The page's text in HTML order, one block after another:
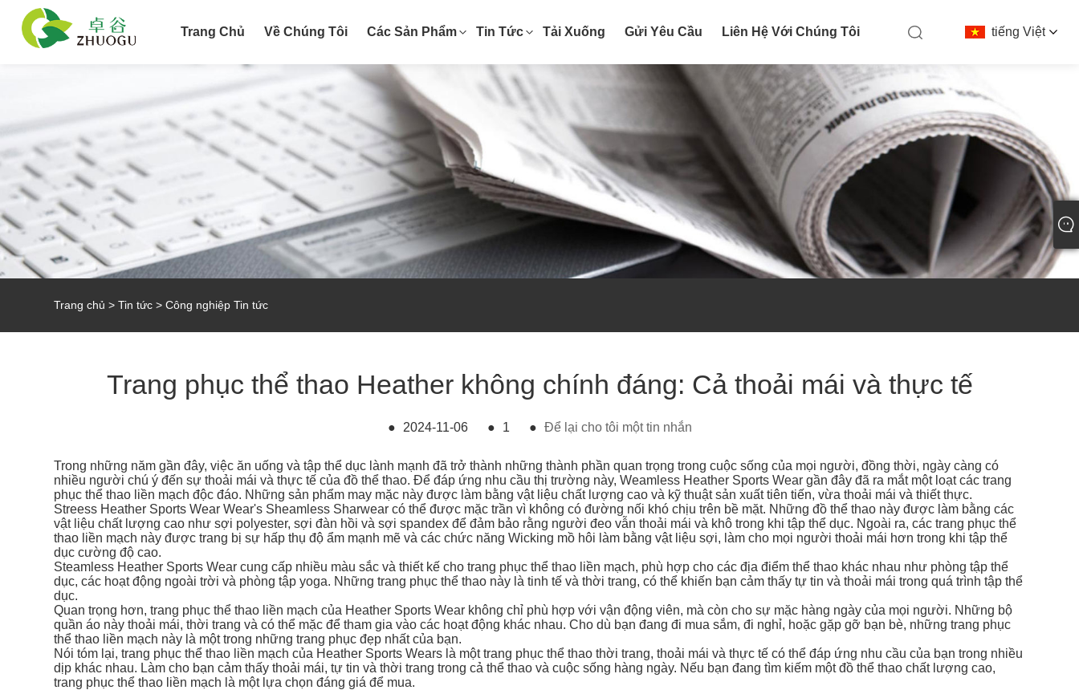
tiếng Việt
Trang Chủ Về Chúng Tôi Các Sản Phẩm Tin Tức Tải Xuống Gửi Yêu Cầu Liên Hệ Với Chúng Tôi
Trang chủ > Tin tức >Công nghiệp Tin tức
Trang phục thể thao Heather không chính đáng: Cả thoải mái và thực tế
● 2024-11-06 ● 1 ● Để lại cho tôi một tin nhắn
Trong những năm gần đây, việc ăn uống và tập thể dục lành mạnh đã trở thành những thành phần quan trọng trong cuộc sống của mọi người, đồng thời, ngày càng có
nhiều người chú ý đến sự thoải mái và thực tế của đồ thể thao. Để đáp ứng nhu cầu thị trường này, Weamless Heather Sports Wear gần đây đã ra mắt một loạt các trang
phục thể thao liền mạch độc đáo. Những sản phẩm may mặc này được làm bằng vật liệu chất lượng cao và kỹ thuật sản xuất tiên tiến, vừa thoải mái và thiết thực.
Streess Heather Sports Wear Wear's Sheamless Sharwear có thể được mặc trần vì không có đường nối khó chịu trên bề mặt. Những đồ thể thao này được làm bằng các
vật liệu chất lượng cao như sợi polyester, sợi đàn hồi và sợi spandex để đảm bảo rằng người đeo vẫn thoải mái và khô trong khi tập thể dục. Ngoài ra, các trang phục thể
thao liền mạch này được trang bị sự hấp thụ độ ẩm mạnh mẽ và các chức năng Wicking mồ hôi làm bằng vật liệu sợi, làm cho mọi người thoải mái hơn trong khi tập thể
dục cường độ cao.
Steamless Heather Sports Wear cung cấp nhiều màu sắc và thiết kế cho trang phục thể thao liền mạch, phù hợp cho các địa điểm thể thao khác nhau như phòng tập thể
dục, các hoạt động ngoài trời và phòng tập yoga. Những trang phục thể thao này là tinh tế và thời trang, có thể khiến bạn cảm thấy tự tin và thoải mái trong quá trình tập thể
dục.
Quan trọng hơn, trang phục thể thao liền mạch của Heather Sports Wear không chỉ phù hợp với vận động viên, mà còn cho sự mặc hàng ngày của mọi người. Những bộ
quần áo này thoải mái, thời trang và có thể mặc để tham gia vào các hoạt động khác nhau. Cho dù bạn đang đi mua sắm, đi nghỉ, hoặc gặp gỡ bạn bè, những trang phục
thể thao liền mạch này là một trong những trang phục đẹp nhất của bạn.
Nói tóm lại, trang phục thể thao liền mạch của Heather Sports Wears là một trang phục thể thao thời trang, thoải mái và thực tế có thể đáp ứng nhu cầu của bạn trong nhiều
dịp khác nhau. Làm cho bạn cảm thấy thoải mái, tự tin và thời trang trong cả thể thao và cuộc sống hàng ngày. Nếu bạn đang tìm kiếm một đồ thể thao chất lượng cao,
trang phục thể thao liền mạch là một lựa chọn đáng giá để mua.